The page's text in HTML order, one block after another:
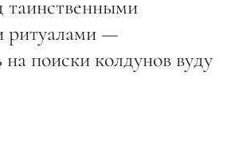
таинственными
ритуалами —
поиски колдунов вуду